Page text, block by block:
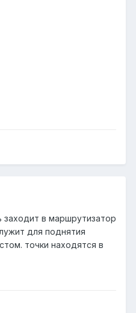
в маршрутизатор
для поднятия
точки находятся в